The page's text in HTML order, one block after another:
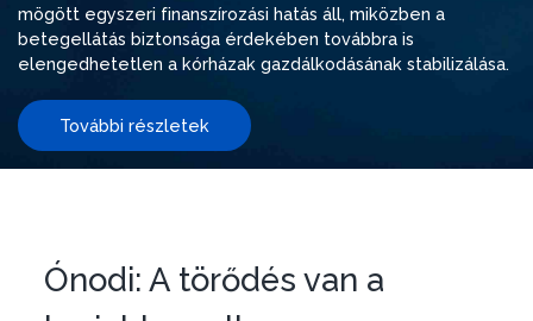
mögött egyszeri finanszírozási hatás áll, miközben a
betegellátás biztonsága érdekében továbbra is
elengedhetetlen a kórházak gazdálkodásának stabilizálása.
További részletek
Ónodi: A törődés van a